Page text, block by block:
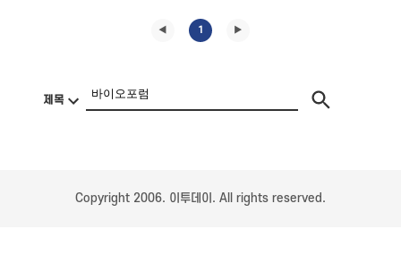
◀ 1 ▶
Copyright 2006. 이투데이. All rights reserved.